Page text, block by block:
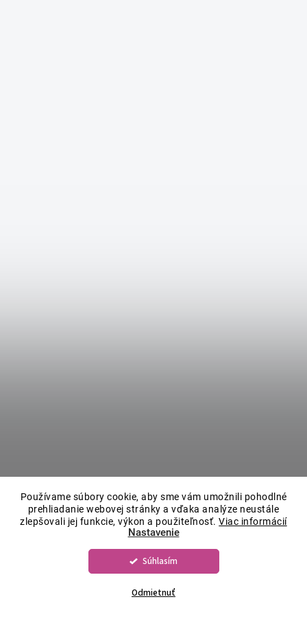
Používame súbory cookie, aby sme vám umožnili pohodlné
prehliadanie webovej stránky a vďaka analýze neustále
zlepšovali jej funkcie, výkon a použiteľnosť.Viac informácií
Nastavenie
Odmietnuť
Súhlasím